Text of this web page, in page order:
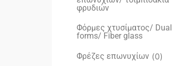
φρυδιών
Φόρμες χτυσίματος/ Dual
forms/ Fiber glass
Φρέζες επωνυχίων (0)